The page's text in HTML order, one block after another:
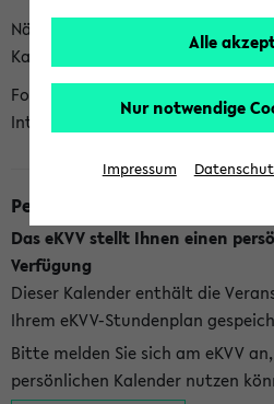
Näheres zu Vorteilen und
Kalenderintegration können Sie
Folgende Kalender bietet Ihnen
Integration an:
Persönlicher Kalender
Das eKVV stellt Ihnen einen
Verfügung
Dieser Kalender enthält die
Ihrem eKVV-Stundenplan
Bitte melden Sie sich am eKVV
persönlichen Kalender nutzen
Alle
Nur notwendige
Impressum